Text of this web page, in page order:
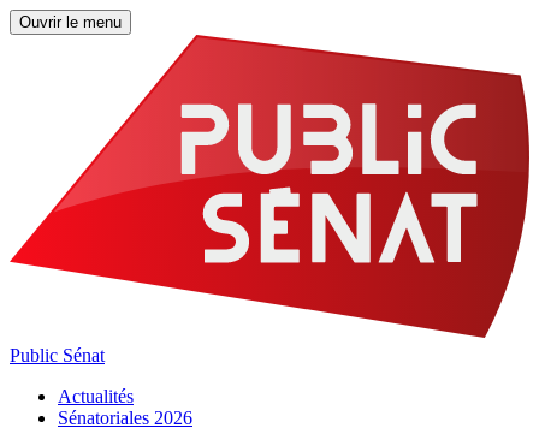
Ouvrir le menu
Public Sénat
Actualités
Sénatoriales 2026